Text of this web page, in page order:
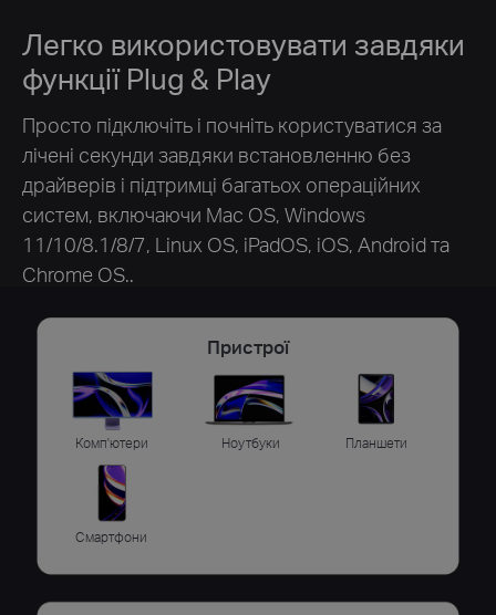
Легко використовувати завдяки
функції Plug & Play
Просто підключіть і почніть користуватися за
лічені секунди завдяки встановленню без
драйверів і підтримці багатьох операційних
систем, включаючи Mac OS, Windows
11/10/8.1/8/7, Linux OS, iPadOS, iOS, Android та
Chrome OS..
Пристрої
Комп'ютери Ноутбуки Планшети
Смартфони